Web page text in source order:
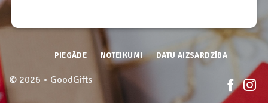
© 2026 • GoodGifts
PIEGĀDE NOTEIKUMI DATU AIZSARDZĪBA